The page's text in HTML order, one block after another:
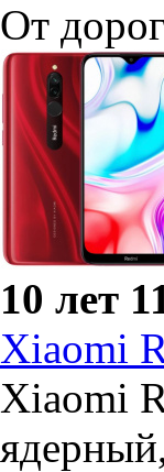
От
10 лет
Xiaomi
Xiaomi